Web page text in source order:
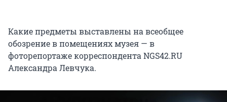
Какие предметы выставлены на всеобщее
обозрение в помещениях музея — в
фоторепортаже корреспондента NGS42.RU
Александра Левчука.